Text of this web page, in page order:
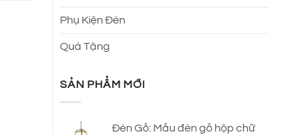
Phụ Kiện Đèn
Quà Tặng
SẢN PHẨM MỚI
Đèn Gỗ: Mẫu đèn gỗ hộp chữ